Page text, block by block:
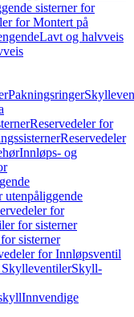
sisterner for
for Montert på
Lavt og halvveis
Pakningsringer
Reservedeler for
Reservedeler
Innløps- og
utenpåliggende
for
for sisterner
sisterner
for Innløpsventil
Skyll-
Innvendige